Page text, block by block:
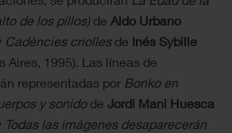
de los pillos)de Aldo Urbano
Cadències criollesde Inés Sybille
Aires, 1995). Las líneas de
representadas por Bonko en
y sonidode Jordi Mani Huesca
Todas las imágenes desaparecerán